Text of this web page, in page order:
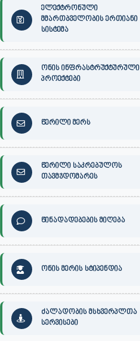
ელექტრონული
მმართბველობის ერთიანი
სისტემა
ონის ინფრასტრუქტურული
პროექტები
წერილი მერს
წერილი საკრებულოს
თავმჯდომარეს
წინადადებების მიღება
ონის მერის სტიპენდია
ძალადობის მსხვერპლთა
სერვისები